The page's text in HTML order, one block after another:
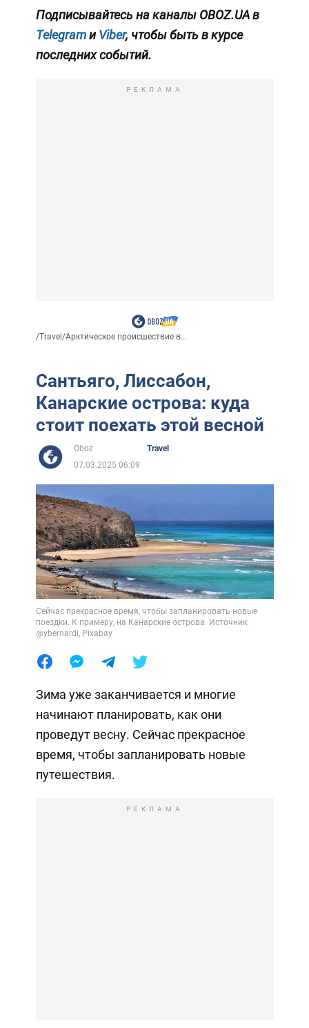
Подписывайтесь на каналы OBOZ.UA в
TelegramиViber, чтобы быть в курсе
последних событий.
РЕКЛАМА
/Travel/Арктическое происшествие в...
Сантьяго, Лиссабон,
Канарские острова: куда
стоит поехать этой весной
Oboz
Travel
07.03.2025 06:09
Сейчас прекрасное время, чтобы запланировать новые
поездки. К примеру, на Канарские острова. Источник:
@ybernardi, Pixabay
Зима уже заканчивается и многие
начинают планировать, как они
проведут весну. Сейчас прекрасное
время, чтобы запланировать новые
путешествия.
РЕКЛАМА